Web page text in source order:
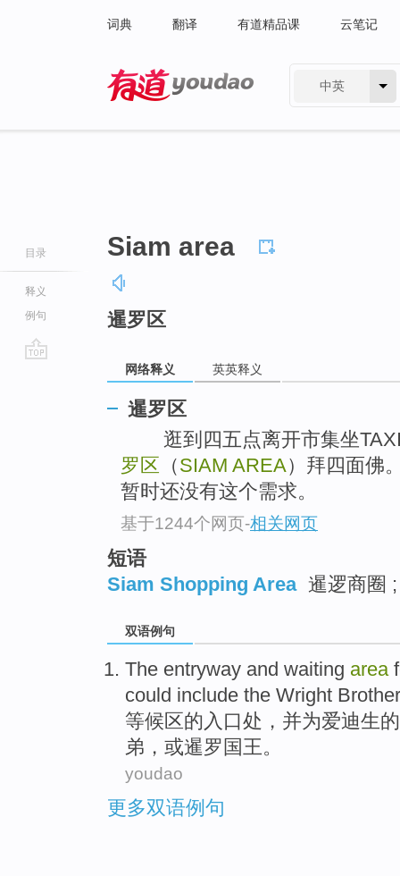
词典 翻译 有道精品课 云笔记
中英
目录
释义
例句
Siam area
暹罗区
网络释义 英英释义
暹罗区
逛到四五点离开市集坐TAXI
罗区
（SIAM AREA）拜四面佛
暂时还没有这个需求。
基于1244个网页-相关网页
短语
Siam Shopping Area 暹逻商圈
双语例句
The entryway and waiting area
could include the Wright
等候区的 入口处 ， 并为爱迪生的
弟 ， 或暹罗国王。
youdao
更多双语例句